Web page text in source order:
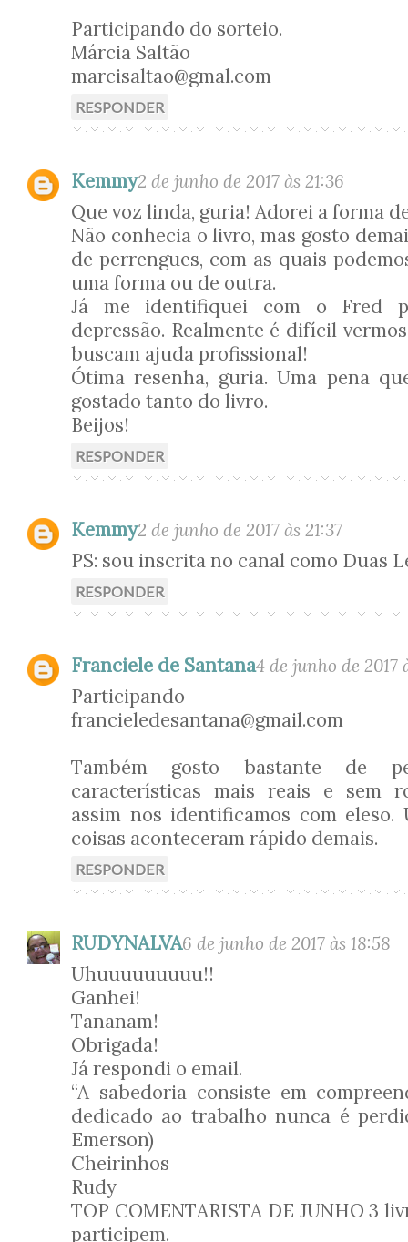
Participando do sorteio.
Márcia Saltão
marcisaltao@gmal.com
RESPONDER
Kemmy2 de junho de 2017 às 21:36
Que voz linda, guria! Adorei a forma
Não conhecia o livro, mas gosto
de perrengues, com as quais
uma forma ou de outra.
Já me identifiquei com o Fred
depressão. Realmente é difícil
buscam ajuda profissional!
Ótima resenha, guria. Uma pena
gostado tanto do livro.
Beijos!
RESPONDER
Kemmy2 de junho de 2017 às 21:37
PS: sou inscrita no canal como Duas
RESPONDER
Franciele de Santana4 de junho de 2017
Participando
francieledesantana@gmail.com
Também gosto bastante de
características mais reais e sem
assim nos identificamos com eleso.
coisas aconteceram rápido demais.
RESPONDER
RUDYNALVA6 de junho de 2017 às 18:58
Uhuuuuuuuuu!!
Ganhei!
Tananam!
Obrigada!
Já respondi o email.
“A sabedoria consiste em
dedicado ao trabalho nunca é
Emerson)
Cheirinhos
Rudy
TOP COMENTARISTA DE JUNHO 3
participem.